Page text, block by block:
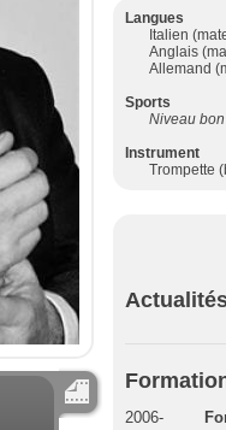
Langues
Italien
Anglais
Allemand
Sports
Niveau
Instrument
Trompette
2006-